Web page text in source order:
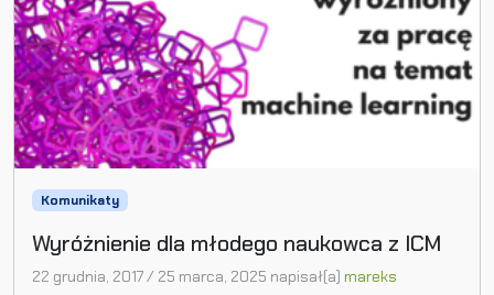
Komunikaty
Wyróżnienie dla młodego naukowca z ICM
22 grudnia, 2017/ 25 marca, 2025 napisał(a) mareks